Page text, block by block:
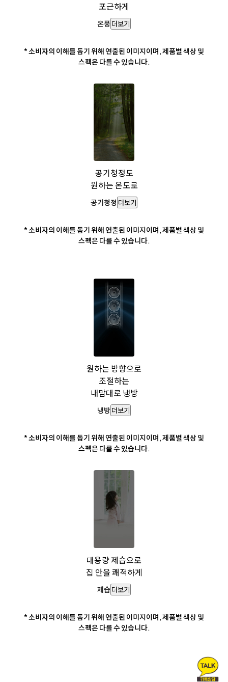
포근하게
온풍더보기
* 소비자의 이해를 돕기 위해 연출된 이미지이며, 제품별 색상 및
스펙은 다를 수 있습니다.
공기청정도
원하는 온도로
공기청정 더보기
* 소비자의 이해를 돕기 위해 연출된 이미지이며, 제품별 색상 및
스펙은 다를 수 있습니다.
원하는 방향으로
조절하는
내맘대로 냉방
냉방더보기
* 소비자의 이해를 돕기 위해 연출된 이미지이며, 제품별 색상 및
스펙은 다를 수 있습니다.
대용량 제습으로
집 안을 쾌적하게
제습 더보기
* 소비자의 이해를 돕기 위해 연출된 이미지이며, 제품별 색상 및
스펙은 다를 수 있습니다.